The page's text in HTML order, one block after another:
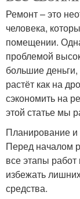
Ремонт – это
человека,
помещении.
проблемой
большие
растёт как на
сэкономить на
этой статье мы
Планирование
Перед началом
все этапы
избежать
средства.